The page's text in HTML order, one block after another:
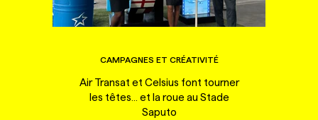
CAMPAGNES ET CRÉATIVITÉ
Air Transat et Celsius font tourner
les têtes... et la roue au Stade
Saputo